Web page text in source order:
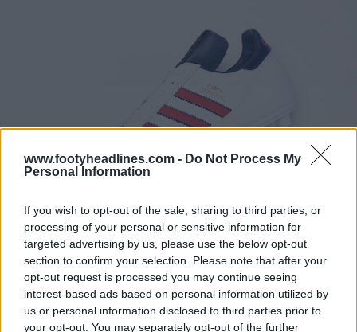
www.footyheadlines.com - Do Not Process My
Personal Information
If you wish to opt-out of the sale, sharing to third parties, or
processing of your personal or sensitive information for
targeted advertising by us, please use the below opt-out
section to confirm your selection. Please note that after your
opt-out request is processed you may continue seeing
interest-based ads based on personal information utilized by
us or personal information disclosed to third parties prior to
your opt-out. You may separately opt-out of the further